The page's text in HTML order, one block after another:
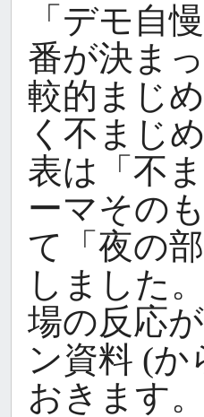
「デモ自
番が決ま
較的まじ
く不まじ
表は「不
ーマその
て「夜の
しました
場の反応
ン資料 (
おきます